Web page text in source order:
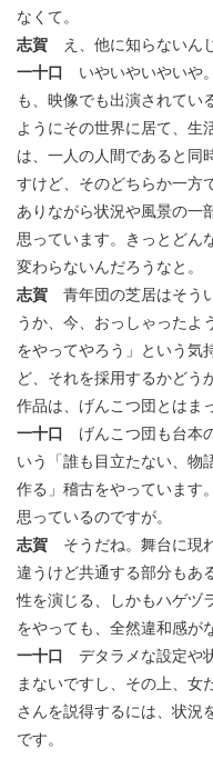
なくて。
志賀 え、他に知らないん
一十口 いやいやいやいや
も、映像でも出演されてい
ようにその世界に居て、生
は、一人の人間であると同
すけど、そのどちらか一方
ありながら状況や風景の一
思っています。きっとどん
変わらないんだろうなと。
志賀 青年団の芝居はそう
うか、今、おっしゃったよ
をやってやろう」という気
ど、それを採用するかどう
作品は、げんこつ団とはま
一十口 げんこつ団も台本
いう「誰も目立たない、物
作る」稽古をやっています
思っているのですが。
志賀 そうだね。舞台に現
違うけど共通する部分もあ
性を演じる、しかもハゲヅ
をやっても、全然違和感が
一十口 デタラメな設定や
まないですし、その上、女
さんを説得するには、状況
です。